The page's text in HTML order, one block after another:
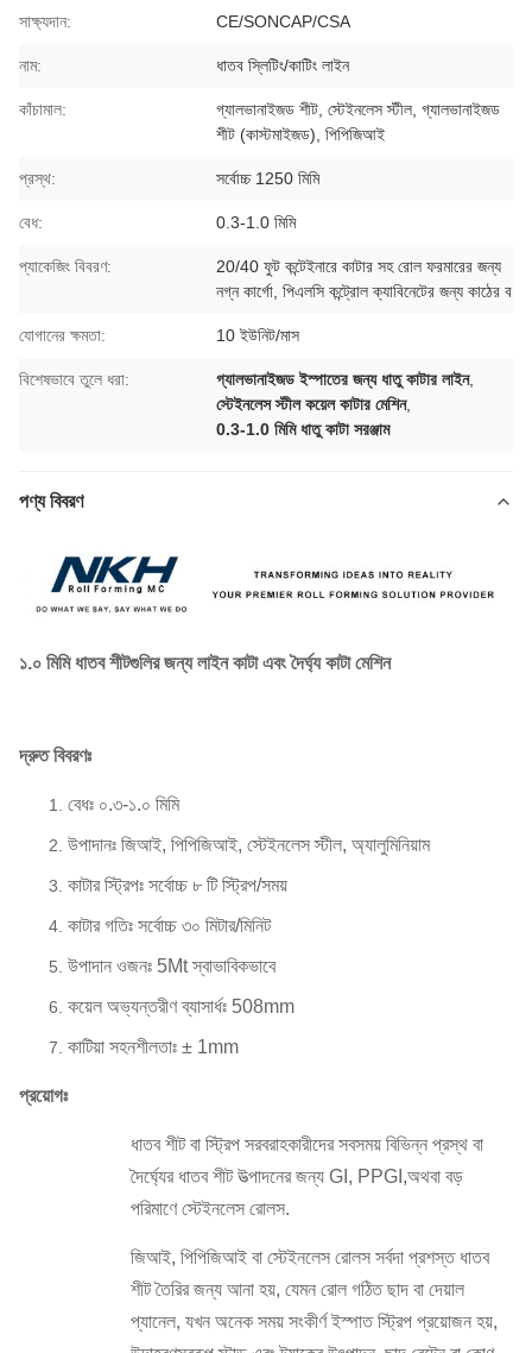
সাক্ষ্যদান: CE/SONCAP/CSA
নাম: ধাতব স্লিটিং/কাটিং লাইন
কাঁচামাল:
গ্যালভানাইজড শীট, স্টেইনলেস স্টীল, গ্যালভানাইজড
শীট (কাস্টমাইজড), পিপিজিআই
প্রস্থ: সর্বোচ্চ 1250 মিমি
বেধ: 0.3-1.0 মিমি
প্যাকেজিং বিবরণ:
20/40 ফুট কন্টেইনারে কাটার সহ রোল ফরমারের জন্য
নগ্ন কার্গো, পিএলসি কন্ট্রোল ক্যাবিনেটের জন্য কাঠের ব
যোগানের ক্ষমতা: 10 ইউনিট/মাস
বিশেষভাবে তুলে ধরা: গ্যালভানাইজড ইস্পাতের জন্য ধাতু কাটার লাইন,
স্টেইনলেস স্টীল কয়েল কাটার মেশিন,
0.3-1.0 মিমি ধাতু কাটা সরঞ্জাম
পণ্য বিবরণ
১.০ মিমি ধাতব শীটগুলির জন্য লাইন কাটা এবং দৈর্ঘ্য কাটা মেশিন
দ্রুত বিবরণঃ
বেধঃ ০.৩-১.০ মিমি
উপাদানঃ জিআই, পিপিজিআই, স্টেইনলেস স্টীল, অ্যালুমিনিয়াম
কাটার স্ট্রিপঃ সর্বোচ্চ ৮ টি স্ট্রিপ/সময়
কাটার গতিঃ সর্বোচ্চ ৩০ মিটার/মিনিট
উপাদান ওজনঃ 5Mt স্বাভাবিকভাবে
কয়েল অভ্যন্তরীণ ব্যাসার্ধঃ 508mm
কাটিয়া সহনশীলতাঃ ± 1mm
প্রয়োগঃ
ধাতব শীট বা স্ট্রিপ সরবরাহকারীদের সবসময় বিভিন্ন প্রস্থ বা
দৈর্ঘ্যের ধাতব শীট উত্পাদনের জন্য GI, PPGI,অথবা বড়
পরিমাণে স্টেইনলেস রোলস.
জিআই, পিপিজিআই বা স্টেইনলেস রোলস সর্বদা প্রশস্ত ধাতব
শীট তৈরির জন্য আনা হয়, যেমন রোল গঠিত ছাদ বা দেয়াল
প্যানেল, যখন অনেক সময় সংকীর্ণ ইস্পাত স্ট্রিপ প্রয়োজন হয়,